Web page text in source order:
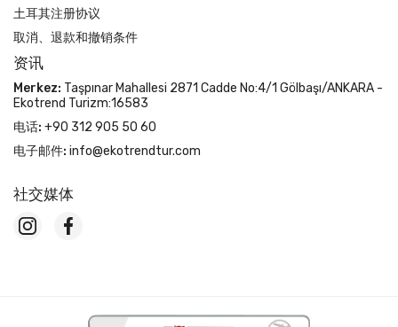
土耳其注册协议
取消、退款和撤销条件
资讯
Merkez: Taşpınar Mahallesi 2871 Cadde No:4/1 Gölbaşı/ANKARA -
Ekotrend Turizm:16583
电话: +90 312 905 50 60
电子邮件: info@ekotrendtur.com
社交媒体